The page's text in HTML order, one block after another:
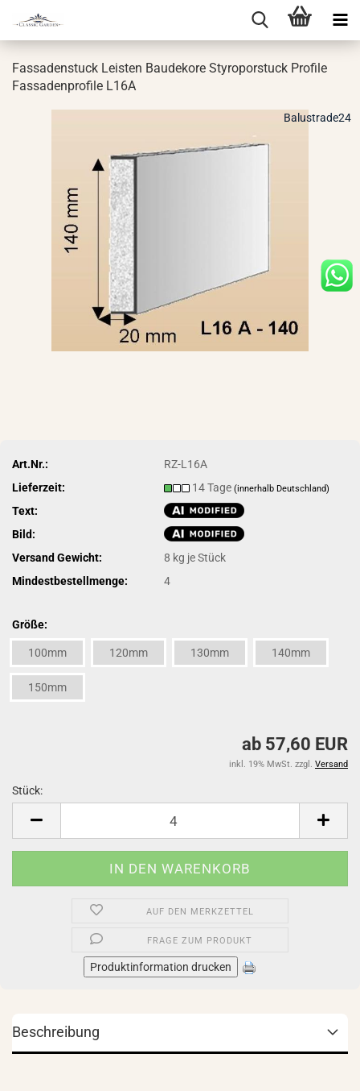
Fas­sa­den­stuck Leis­ten Bau­de­ko­re Sty­ro­por­stuck Pro­fi­le
Fas­sa­den­pro­fi­le L16A
Balustrade24
Art.Nr.:
RZ-L16A
Lieferzeit:
14 Tage(innerhalb Deutschland)
Text:
Bild:
Versand Gewicht:
8 kg je Stück
Mindestbestellmenge:
4
Größe:
100mm 120mm 130mm 140mm
150mm
ab 57,60 EUR
inkl. 19% MwSt. zzgl. Versand
Stück:
AUF DEN MERKZETTEL
FRAGE ZUM PRODUKT
Produktinformation drucken
Beschreibung